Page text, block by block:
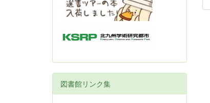
図書館リンク集